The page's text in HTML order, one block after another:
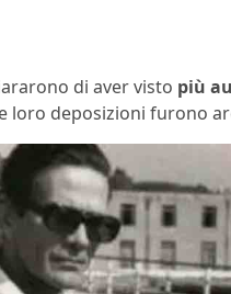
di aver visto più
loro deposizioni furono